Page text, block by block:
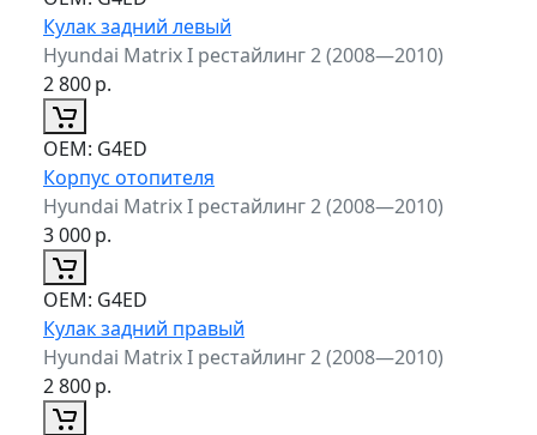
Кулак задний левый
Hyundai Matrix I рестайлинг 2 (2008—2010)
2 800р.
ОЕМ: G4ED
Корпус отопителя
Hyundai Matrix I рестайлинг 2 (2008—2010)
3 000р.
ОЕМ: G4ED
Кулак задний правый
Hyundai Matrix I рестайлинг 2 (2008—2010)
2 800р.